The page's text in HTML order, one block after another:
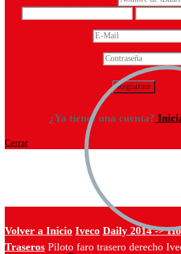
¿Ya tienes una cuenta?
Cerrar
Volver a Inicio Iveco Daily 2014 ->
Traseros Piloto faro trasero derecho